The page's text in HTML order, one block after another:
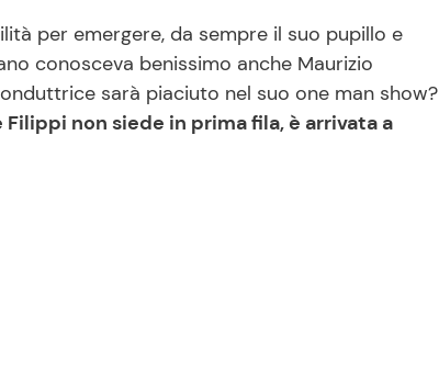
per emergere, da sempre il suo pupillo e
conosceva benissimo anche Maurizio
sarà piaciuto nel suo one man show?
non siede in prima fila, è arrivata a